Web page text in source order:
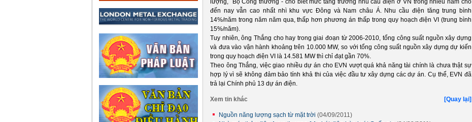
lượng, Bộ Công thương - cho biết mức tăng trưởng nhu cầu điện ở VN trong nhiều năm cho
đến nay vẫn cao nhất nhì khu vực Đông và Nam châu Á. Nhu cầu điện tăng trung bình
14%/năm trong năm năm qua, thấp hơn phương án thấp trong quy hoạch điện VI (trung bình
15%/năm).
Tuy nhiên, ông Thắng cho hay trong giai đoạn từ 2006-2010, tổng công suất nguồn xây dựng
và đưa vào vận hành khoảng trên 10.000 MW, so với tổng công suất nguồn xây dựng dự kiến
trong quy hoạch điện VI là 14.581 MW thì chỉ đạt gần 70%.
Theo ông Thắng, việc giao nhiều dự án cho EVN vượt quá khả năng tài chính là chưa thật sự
hợp lý vì sẽ không đảm bảo tính khả thi của việc đầu tư xây dựng các dự án. Cụ thể, EVN đã
trả lại Chính phủ 13 dự án điện.
Xem tin khác [Quay lại]
Nguồn năng lượng sạch từ mặt trời (04/09/2011)